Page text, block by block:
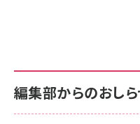
￥880
anan(ア
スペシャル
サポート
NIMASO
サポート
Amazon e
編集部からのおし